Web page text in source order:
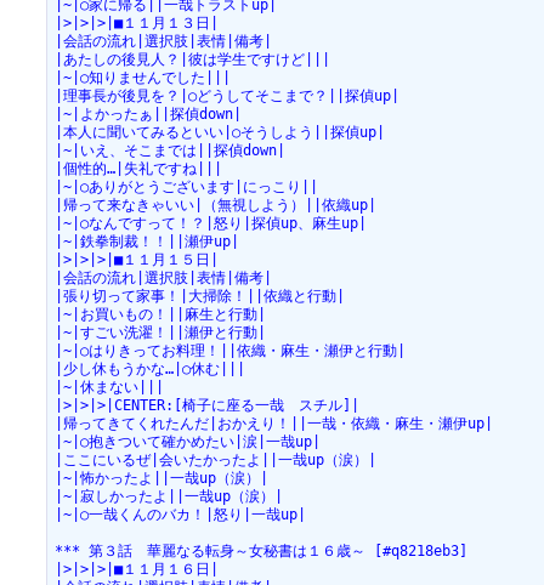
|~|○家に帰る||一哉トラストup|
|>|>|>|■１１月１３日|
|会話の流れ|選択肢|表情|備考|
|あたしの後見人？|彼は学生ですけど|||
|~|○知りませんでした|||
|理事長が後見を？|○どうしてそこまで？||探偵up|
|~|よかったぁ||探偵down|
|本人に聞いてみるといい|○そうしよう||探偵up|
|~|いえ、そこまでは||探偵down|
|個性的…|失礼ですね|||
|~|○ありがとうございます|にっこり||
|帰って来なきゃいい|（無視しよう）||依織up|
|~|○なんですって！？|怒り|探偵up、麻生up|
|~|鉄拳制裁！！||瀬伊up|
|>|>|>|■１１月１５日|
|会話の流れ|選択肢|表情|備考|
|張り切って家事！|大掃除！||依織と行動|
|~|お買いもの！||麻生と行動|
|~|すごい洗濯！||瀬伊と行動|
|~|○はりきってお料理！||依織・麻生・瀬伊と行動|
|少し休もうかな…|○休む|||
|~|休まない|||
|>|>|>|CENTER:[椅子に座る一哉　スチル]|
|帰ってきてくれたんだ|おかえり！||一哉・依織・麻生・瀬伊up|
|~|○抱きついて確かめたい|涙|一哉up|
|ここにいるぜ|会いたかったよ||一哉up（涙）|
|~|怖かったよ||一哉up（涙）|
|~|寂しかったよ||一哉up（涙）|
|~|○一哉くんのバカ！|怒り|一哉up|
*** 第３話　華麗なる転身～女秘書は１６歳～ [#q8218eb3]
|>|>|>|■１１月１６日|